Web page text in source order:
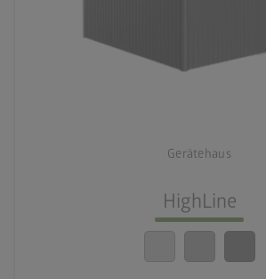
Gerätehaus
HighLine
3 Farbvariationen
Beste
calendar_month